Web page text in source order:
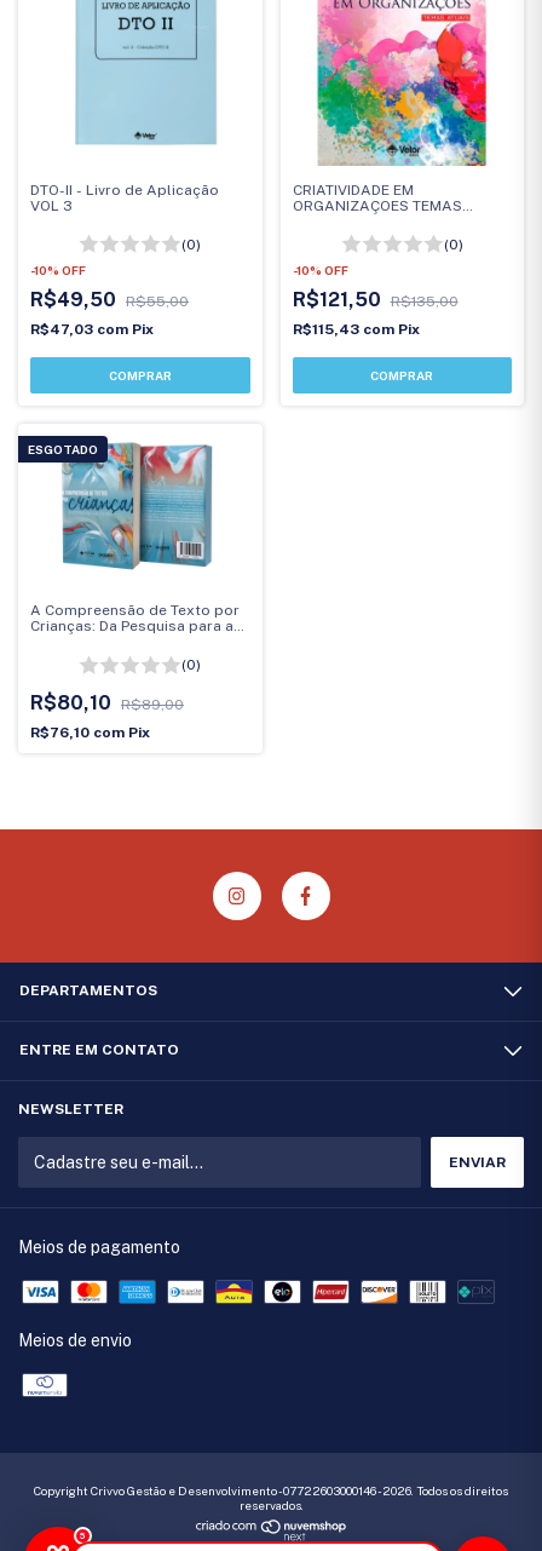
DTO-II - Livro de Aplicação
VOL 3
(0)
-10% OFF
R$49,50
R$55,00
R$47,03 com Pix
CRIATIVIDADE EM
ORGANIZAÇOES TEMAS
(0)
-10% OFF
R$121,50
R$135,00
R$115,43 com Pix
ESGOTADO
A Compreensão de Texto por
Crianças: Da Pesquisa para a
(0)
R$80,10
R$89,00
R$76,10 com Pix
DEPARTAMENTOS
ENTRE EM CONTATO
NEWSLETTER
Meios de pagamento
Meios de envio
Copyright Crivvo Gestão e Desenvolvimento - 07722603000146 - 2026. Todos os direitos
reservados.
5